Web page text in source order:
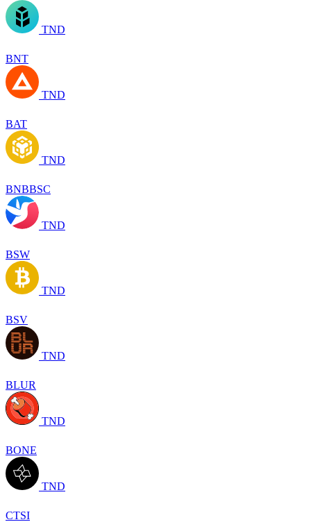
TND
BNT
TND
BAT
TND
BNBBSC
TND
BSW
TND
BSV
TND
BLUR
TND
BONE
TND
CTSI